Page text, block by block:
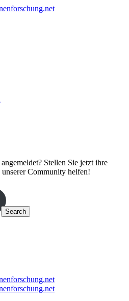
Stellen Sie jetzt ihre
Community helfen!
Search